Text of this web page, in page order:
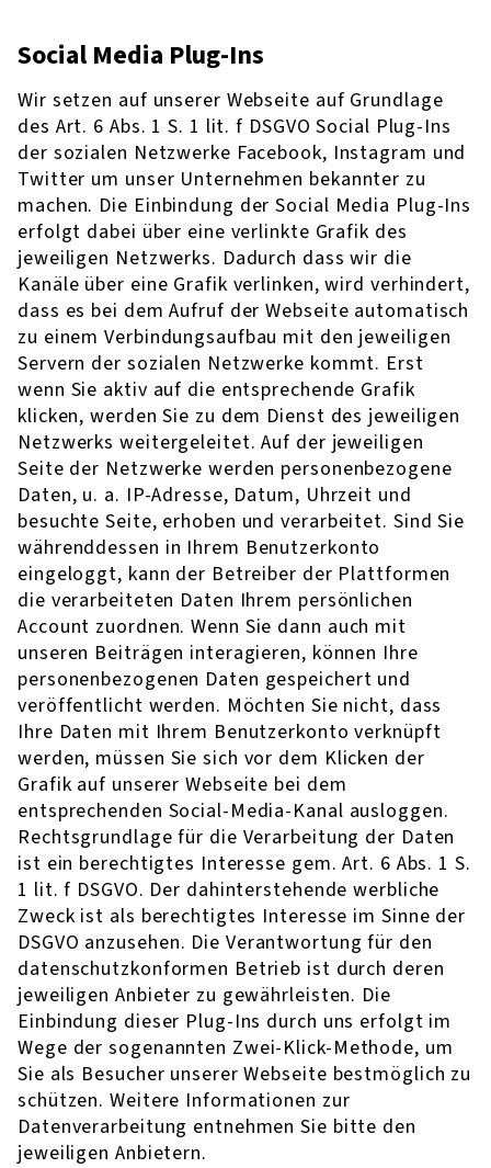
Social Media Plug-Ins
Wir setzen auf unserer Webseite auf Grundlage
des Art. 6 Abs. 1 S. 1 lit. f DSGVO Social Plug-Ins
der sozialen Netzwerke Facebook, Instagram und
Twitter um unser Unternehmen bekannter zu
machen. Die Einbindung der Social Media Plug-Ins
erfolgt dabei über eine verlinkte Grafik des
jeweiligen Netzwerks. Dadurch dass wir die
Kanäle über eine Grafik verlinken, wird verhindert,
dass es bei dem Aufruf der Webseite automatisch
zu einem Verbindungsaufbau mit den jeweiligen
Servern der sozialen Netzwerke kommt. Erst
wenn Sie aktiv auf die entsprechende Grafik
klicken, werden Sie zu dem Dienst des jeweiligen
Netzwerks weitergeleitet. Auf der jeweiligen
Seite der Netzwerke werden personenbezogene
Daten, u. a. IP-Adresse, Datum, Uhrzeit und
besuchte Seite, erhoben und verarbeitet. Sind Sie
währenddessen in Ihrem Benutzerkonto
eingeloggt, kann der Betreiber der Plattformen
die verarbeiteten Daten Ihrem persönlichen
Account zuordnen. Wenn Sie dann auch mit
unseren Beiträgen interagieren, können Ihre
personenbezogenen Daten gespeichert und
veröffentlicht werden. Möchten Sie nicht, dass
Ihre Daten mit Ihrem Benutzerkonto verknüpft
werden, müssen Sie sich vor dem Klicken der
Grafik auf unserer Webseite bei dem
entsprechenden Social-Media-Kanal ausloggen.
Rechtsgrundlage für die Verarbeitung der Daten
ist ein berechtigtes Interesse gem. Art. 6 Abs. 1 S.
1 lit. f DSGVO. Der dahinterstehende werbliche
Zweck ist als berechtigtes Interesse im Sinne der
DSGVO anzusehen. Die Verantwortung für den
datenschutzkonformen Betrieb ist durch deren
jeweiligen Anbieter zu gewährleisten. Die
Einbindung dieser Plug-Ins durch uns erfolgt im
Wege der sogenannten Zwei-Klick-Methode, um
Sie als Besucher unserer Webseite bestmöglich zu
schützen. Weitere Informationen zur
Datenverarbeitung entnehmen Sie bitte den
jeweiligen Anbietern.